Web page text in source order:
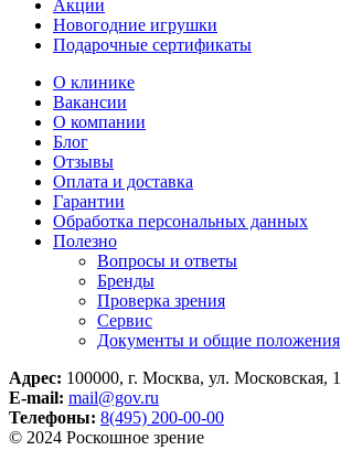
Акции
Новогодние игрушки
Подарочные сертификаты
О клинике
Вакансии
О компании
Блог
Отзывы
Оплата и доставка
Гарантии
Обработка персональных данных
Полезно
Вопросы и ответы
Бренды
Проверка зрения
Сервис
Документы и общие положения
Адрес: 100000, г. Москва, ул. Московская, 1
E-mail: mail@gov.ru
Телефоны: 8(495) 200-00-00
© 2024 Роскошное зрение